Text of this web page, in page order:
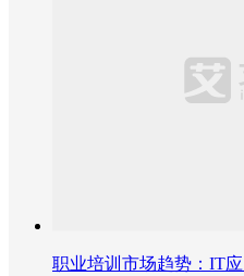
职业培训市场趋势：IT